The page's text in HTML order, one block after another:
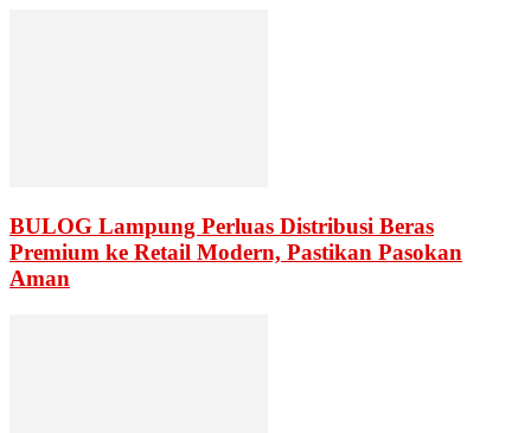
BULOG Lampung Perluas Distribusi Beras
Premium ke Retail Modern, Pastikan Pasokan
Aman